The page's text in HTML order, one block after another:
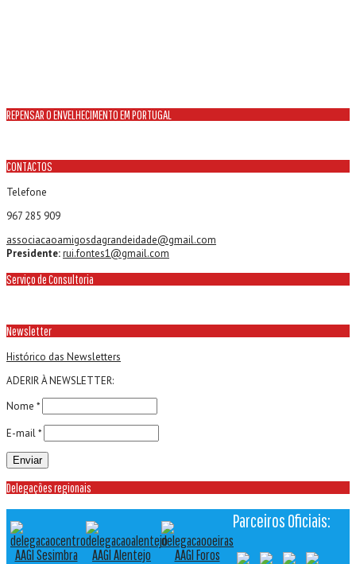
REPENSAR O ENVELHECIMENTO EM PORTUGAL
CONTACTOS
Telefone
967 285 909
associacaoamigosdagrandeidade@gmail.com
Presidente:rui.fontes1@gmail.com
Serviço de Consultoria
Newsletter
Histórico das Newsletters
ADERIR À NEWSLETTER:
Nome *
E-mail *
Delegações regionais
AAGI Sesimbra AAGI Alentejo
AAGI Foros
Parceiros Oficiais: